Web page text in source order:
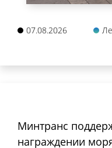
07.08.2026
Минтранс
награждении